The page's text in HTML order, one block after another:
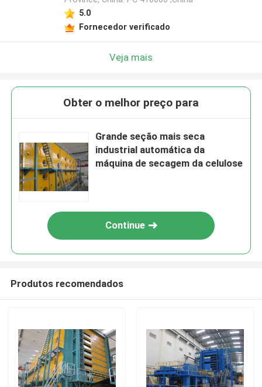
5.0
Fornecedor verificado
Veja mais
Obter o melhor preço para
Grande seção mais seca
industrial automática da
máquina de secagem da celulose
Continue
Produtos recomendados